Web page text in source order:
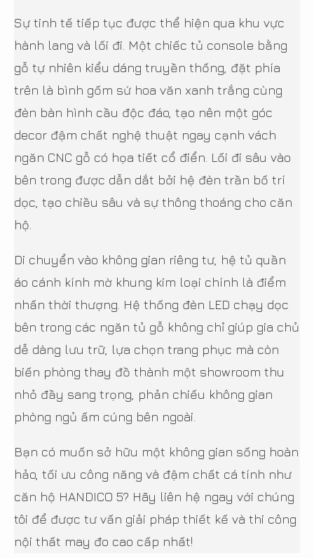
Sự tinh tế tiếp tục được thể hiện qua khu vực
hành lang và lối đi. Một chiếc tủ console bằng
gỗ tự nhiên kiểu dáng truyền thống, đặt phía
trên là bình gốm sứ hoa văn xanh trắng cùng
đèn bàn hình cầu độc đáo, tạo nên một góc
decor đậm chất nghệ thuật ngay cạnh vách
ngăn CNC gỗ có họa tiết cổ điển. Lối đi sâu vào
bên trong được dẫn dắt bởi hệ đèn trần bố trí
dọc, tạo chiều sâu và sự thông thoáng cho căn
hộ.
Di chuyển vào không gian riêng tư, hệ tủ quần
áo cánh kính mờ khung kim loại chính là điểm
nhấn thời thượng. Hệ thống đèn LED chạy dọc
bên trong các ngăn tủ gỗ không chỉ giúp gia chủ
dễ dàng lưu trữ, lựa chọn trang phục mà còn
biến phòng thay đồ thành một showroom thu
nhỏ đầy sang trọng, phản chiếu không gian
phòng ngủ ấm cúng bên ngoài.
Bạn có muốn sở hữu một không gian sống hoàn
hảo, tối ưu công năng và đậm chất cá tính như
căn hộ HANDICO 5? Hãy liên hệ ngay với chúng
tôi để được tư vấn giải pháp thiết kế và thi công
nội thất may đo cao cấp nhất!